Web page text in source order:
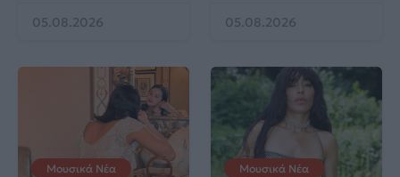
05.08.2026 05.08.2026
Μουσικά Νέα Μουσικά Νέα